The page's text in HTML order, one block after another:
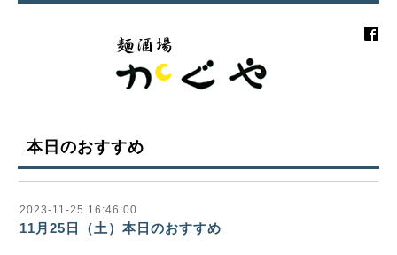
本日のおすすめ
2023-11-25 16:46:00
11月25日（土）本日のおすすめ